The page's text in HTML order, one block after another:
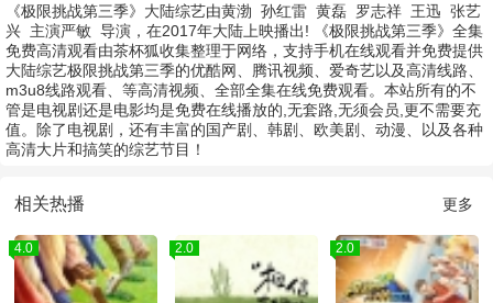
《极限挑战第三季》大陆综艺由黄渤 孙红雷 黄磊 罗志祥 王迅 张艺
兴 主演严敏 导演，在2017年大陆上映播出! 《极限挑战第三季》全集
免费高清观看由茶杯狐收集整理于网络，支持手机在线观看并免费提供
大陆综艺极限挑战第三季的优酷网、腾讯视频、爱奇艺以及高清线路、
m3u8线路观看、等高清视频、全部全集在线免费观看。本站所有的不
管是电视剧还是电影均是免费在线播放的,无套路,无须会员,更不需要充
值。除了电视剧，还有丰富的国产剧、韩剧、欧美剧、动漫、以及各种
高清大片和搞笑的综艺节目！
相关热播 更多
4.0 2.0 2.0